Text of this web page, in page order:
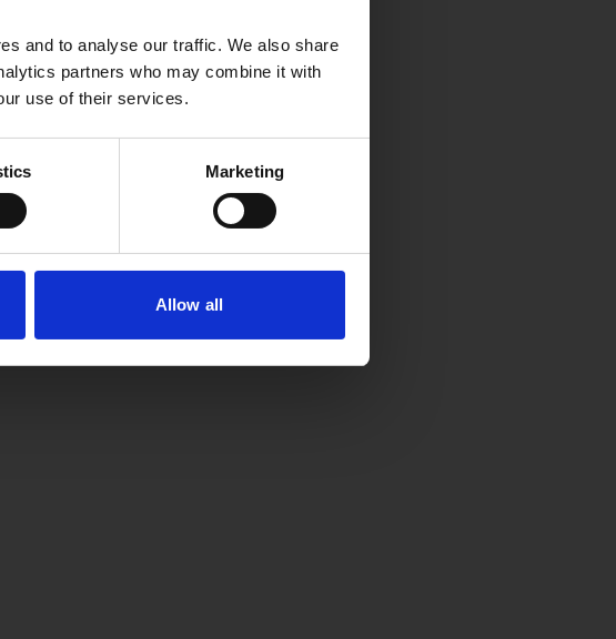
and to analyse our traffic. We also share
partners who may combine it with
use of their services.
Marketing
Allow all
Helemaal
een